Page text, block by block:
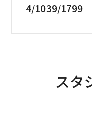
4/1039/1799
スタ